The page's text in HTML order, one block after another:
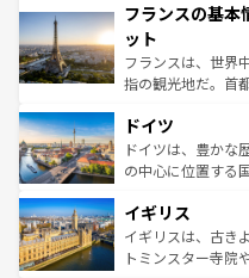
ませてくれるイタ
なお、新着のイタ
しい。
文化が根付くこの
れる闘牛、そして
る。首都マドリー
アートに溢れた街
せる。地方によっ
ンテンツ一覧を参
フランスの基本
ット
フランスは、世界
指の観光地だ。首
で、幅広い魅力が
聖堂、美しいビー
から魅了する。ま
いる。シャンパン
香り高いラベンダ
らに、パリ以外の
ドイツ
ドイツは、豊かな
の中心に位置する
顔を持つこの国は
ルリンの文化的活
してライン川沿い
イギリス
イギリスは、古き
トミンスター寺院